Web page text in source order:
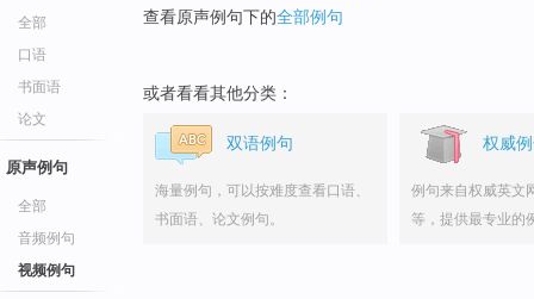
全部
口语
书面语
论文
原声例句
全部
音频例句
视频例句
查看原声例句下的全部例句
或者看看其他分类：
双语例句
海量例句，可以按难度查看口语、
书面语、论文例句。
权威
例句来自权威英文
等，提供最专业的